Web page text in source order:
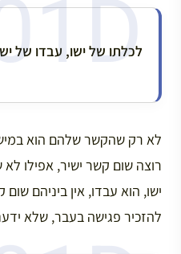
לכלתו של ישו, עבדו של
לא רק שהקשר שלהם הוא
רוצה שום קשר ישיר, אפילו
ישו, הוא עבדו, אין ביניהם
להזכיר פגישה בעבר, שלא